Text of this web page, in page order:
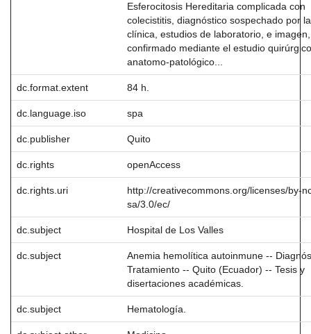
Esferocitosis Hereditaria complicada con
colecistitis, diagnóstico sospechado por la
clínica, estudios de laboratorio, e
confirmado mediante el estudio
anatomo-patológico...
dc.format.extent 84 h.
dc.language.iso spa
dc.publisher Quito
dc.rights openAccess
dc.rights.uri
http://creativecommons.org/licenses/by-
sa/3.0/ec/
dc.subject Hospital de Los Valles
dc.subject
Anemia hemolítica autoinmune --
Tratamiento -- Quito (Ecuador) -- Tesis y
disertaciones académicas.
dc.subject Hematología.